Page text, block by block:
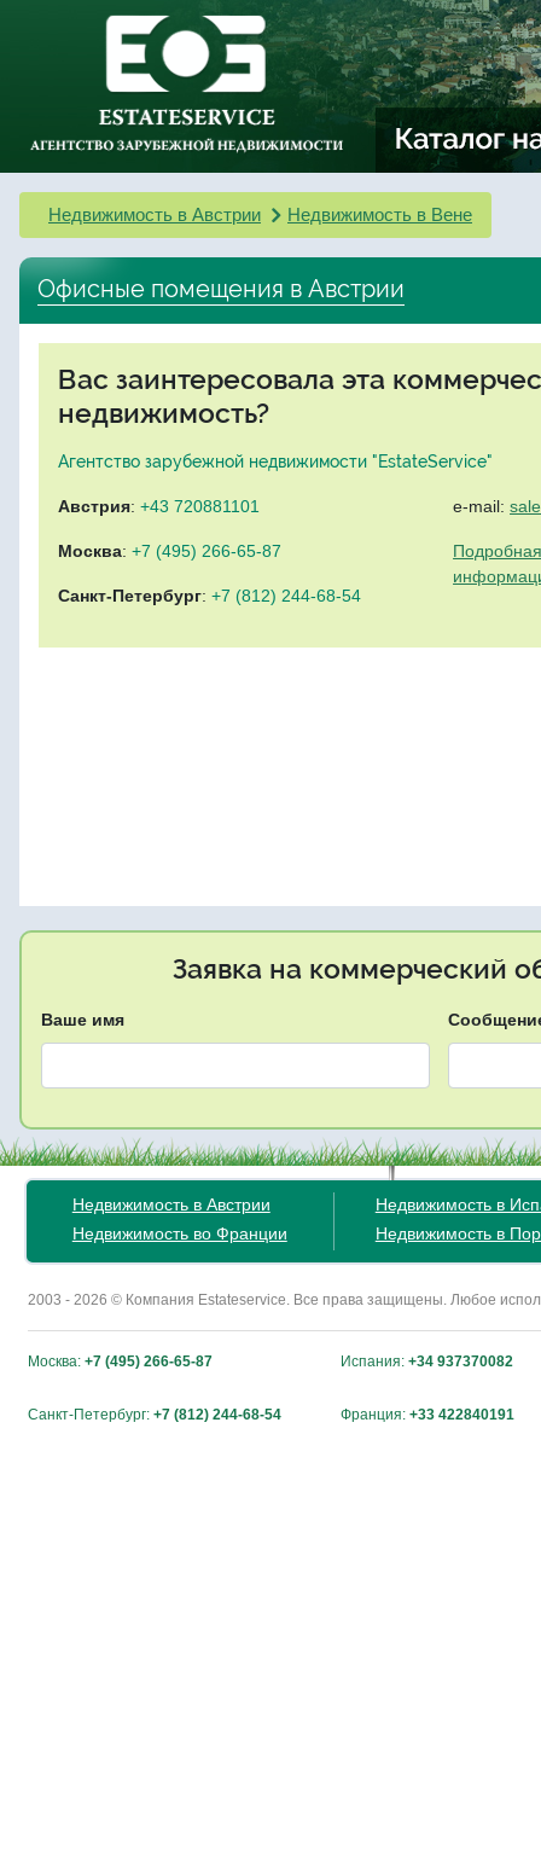
Недвижимость в Австрии Недвижимость в Вене
Офисные помещения в Австрии
Вас заинтересовала эта
недвижимость?
Агентство зарубежной недвижимости "EstateService"
Австрия: +43 720881101
Москва: +7 (495) 266-65-87
Санкт-Петербург: +7 (812) 244-68-54
e-mail:
Заявка на коммерческий
Ваше имя
Недвижимость в Австрии
Недвижимость во Франции
Недвижимость в
Недвижимость в
2003 - 2026 © Компания Estateservice. Все права защищены. Любое
Москва: +7 (495) 266-65-87 Испания: +34 937370082
Санкт-Петербург: +7 (812) 244-68-54 Франция: +33 422840191